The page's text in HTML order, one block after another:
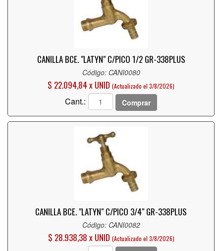
CANILLA BCE. "LATYN" C/PICO 1/2 GR-338PLUS
Código: CANI0080
$ 22.094,84 x UNID (Actualizado el 3/8/2026)
Cant.: Comprar
CANILLA BCE. "LATYN" C/PICO 3/4" GR-338PLUS
Código: CANI0082
$ 28.938,38 x UNID (Actualizado el 3/8/2026)